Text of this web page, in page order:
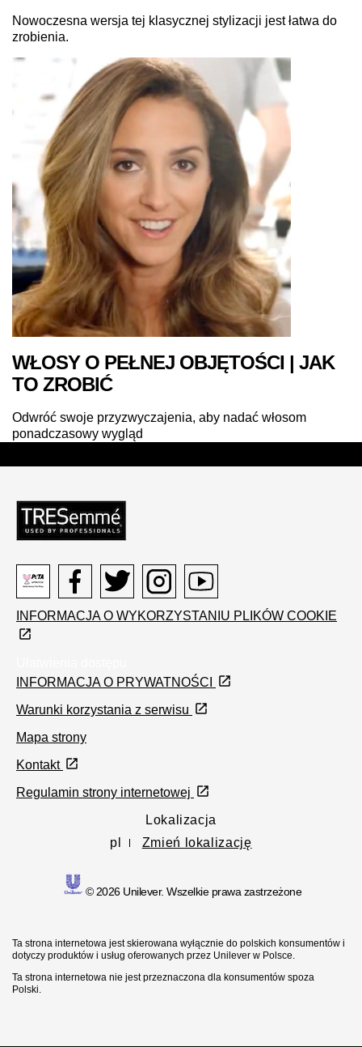
Nowoczesna wersja tej klasycznej stylizacji jest łatwa do
zrobienia.
WŁOSY O PEŁNEJ OBJĘTOŚCI | JAK
TO ZROBIĆ
Odwróć swoje przyzwyczajenia, aby nadać włosom
ponadczasowy wygląd
Peta
logo
FacebookTwitter InstagramYoutube
INFORMACJA O WYKORZYSTANIU PLIKÓW COOKIE
INFORMACJA O PRYWATNOŚCI
Warunki korzystania z serwisu
Mapa strony
Kontakt
Regulamin strony internetowej
Lokalizacja
pl
Zmień lokalizację
© 2026 Unilever. Wszelkie prawa zastrzeżone
Ta strona internetowa jest skierowana wyłącznie do polskich konsumentów i
dotyczy produktów i usług oferowanych przez Unilever w Polsce.
Ta strona internetowa nie jest przeznaczona dla konsumentów spoza
Polski.